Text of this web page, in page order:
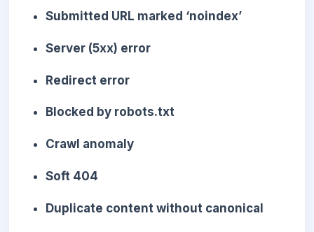
Submitted URL marked ‘noindex’
Server (5xx) error
Redirect error
Blocked by robots.txt
Crawl anomaly
Soft 404
Duplicate content without canonical